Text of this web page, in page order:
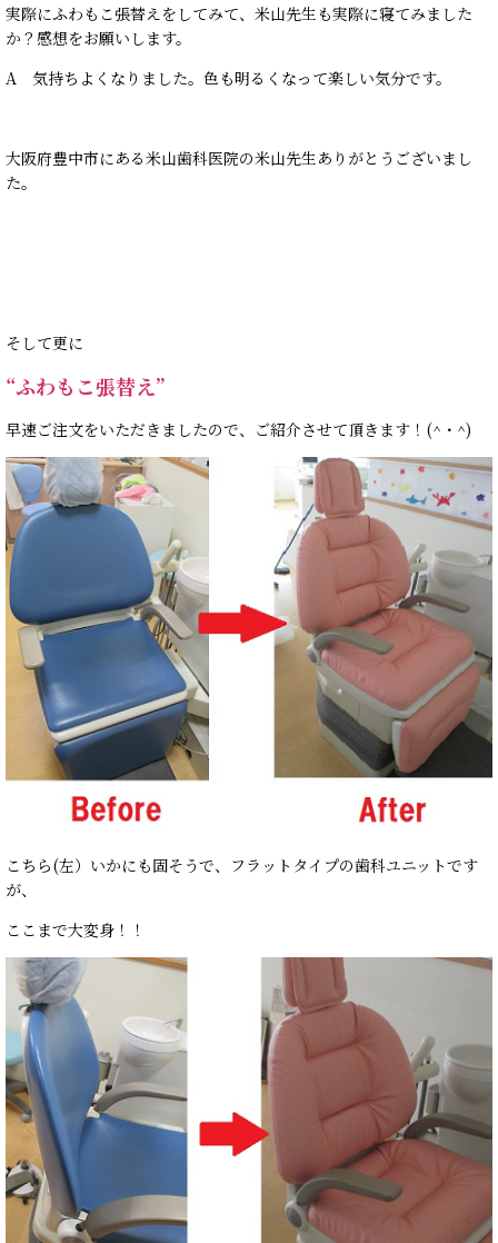
実際にふわもこ張替えをしてみて、米山先生も実際に寝てみました
か？感想をお願いします。
A 気持ちよくなりました。色も明るくなって楽しい気分です。
大阪府豊中市にある米山歯科医院の米山先生ありがとうございまし
た。
そして更に
“ふわもこ張替え”
早速ご注文をいただきましたので、ご紹介させて頂きます！(^・^)
こちら(左）いかにも固そうで、フラットタイプの歯科ユニットです
が、
ここまで大変身！！